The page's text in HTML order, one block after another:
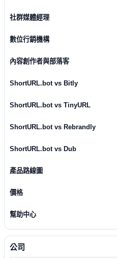
社群媒體經理
數位行銷機構
內容創作者與部落客
ShortURL.bot vs Bitly
ShortURL.bot vs TinyURL
ShortURL.bot vs Rebrandly
ShortURL.bot vs Dub
產品路線圖
價格
幫助中心
公司